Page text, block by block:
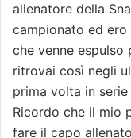
allenatore della
campionato ed ero
che venne espulso
ritrovai così negli
prima volta in
Ricordo che il mio
fare il capo